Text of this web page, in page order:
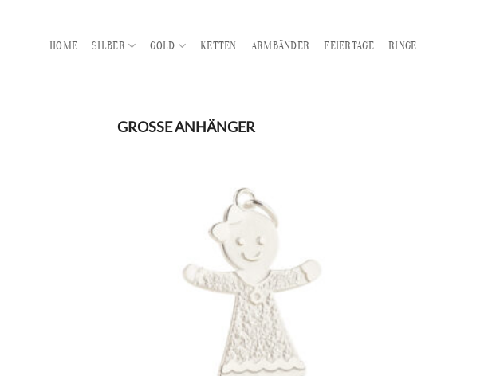
HOME SILBER GOLD KETTEN ARMBÄNDER FEIERTAGE RINGE
GROSSE ANHÄNGER